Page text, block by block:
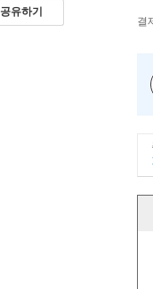
공유하기
결